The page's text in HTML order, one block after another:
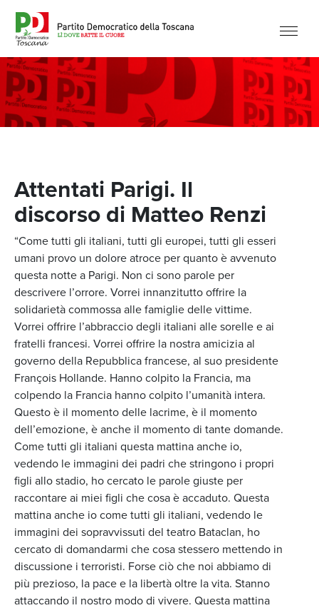
Attentati Parigi. Il
discorso di Matteo Renzi
“Come tutti gli italiani, tutti gli europei, tutti gli esseri
umani provo un dolore atroce per quanto è avvenuto
questa notte a Parigi. Non ci sono parole per
descrivere l’orrore. Vorrei innanzitutto offrire la
solidarietà commossa alle famiglie delle vittime.
Vorrei offrire l’abbraccio degli italiani alle sorelle e ai
fratelli francesi. Vorrei offrire la nostra amicizia al
governo della Repubblica francese, al suo presidente
François Hollande. Hanno colpito la Francia, ma
colpendo la Francia hanno colpito l’umanità intera.
Questo è il momento delle lacrime, è il momento
dell’emozione, è anche il momento di tante domande.
Come tutti gli italiani questa mattina anche io,
vedendo le immagini dei padri che stringono i propri
figli allo stadio, ho cercato le parole giuste per
raccontare ai miei figli che cosa è accaduto. Questa
mattina anche io come tutti gli italiani, vedendo le
immagini dei sopravvissuti del teatro Bataclan, ho
cercato di domandarmi che cosa stessero mettendo in
discussione i terroristi. Forse ciò che noi abbiamo di
più prezioso, la pace e la libertà oltre la vita. Stanno
attaccando il nostro modo di vivere. Questa mattina